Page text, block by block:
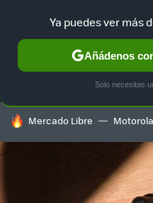
MENÚ
GAMING
HOY SE HABLA DE
Mercado Libre Motorola
Ya puedes ver más
Añádenos
Solo necesitas